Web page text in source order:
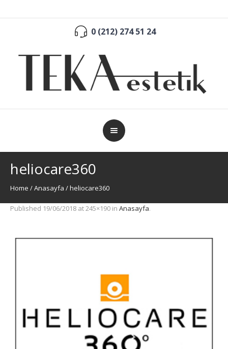
0 (212) 274 51 24
heliocare360
Home /Anasayfa /heliocare360
Published 19/06/2018 at 245×190 in Anasayfa.